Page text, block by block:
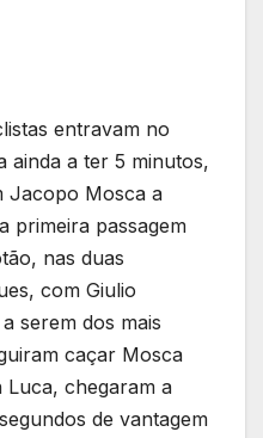
entravam no
ainda a ter 5 minutos,
Jacopo Mosca a
primeira passagem
nas duas
com Giulio
serem dos mais
caçar Mosca
Luca, chegaram a
de vantagem